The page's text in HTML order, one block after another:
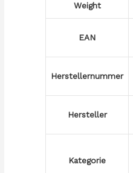
Weight
EAN
Herstellernummer
Hersteller
Kategorie